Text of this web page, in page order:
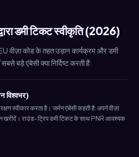
डमी टिकट स्वीकृति (2026)
वीज़ा कोड के तहत उड़ान कार्यक्रम और डमी
बड़े एंबेसी क्या निर्दिष्ट करती हैं:
विश्वभर)
स्वीकार करता है। जर्मन एंबेसी कहती है: अपने वीज़ा
न खरीदें। राउंड-ट्रिप डमी टिकट के साथ PNR आवश्यक